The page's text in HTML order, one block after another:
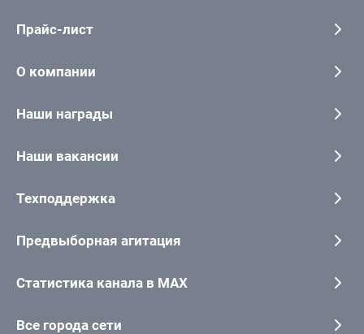
Прайс-лист
О компании
Наши награды
Наши вакансии
Техподдержка
Предвыборная агитация
Статистика канала в MAX
Все города сети